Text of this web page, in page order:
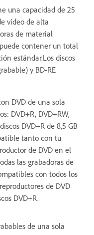
una capacidad de 25
vídeo de alta
de material
contener un total
estándar.Los discos
y BD-RE
DVD de una sola
DVD+R, DVD+RW,
DVD+R de 8,5 GB
tanto con tu
de DVD en el
las grabadoras de
con todos los
de DVD
DVD+R.
de una sola